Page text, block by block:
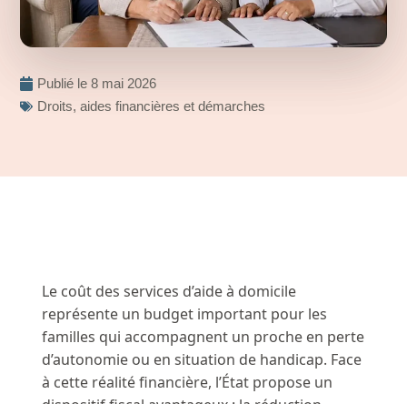
Publié le 8 mai 2026
Droits, aides financières et démarches
Le coût des services d’aide à domicile
représente un budget important pour les
familles qui accompagnent un proche en perte
d’autonomie ou en situation de handicap. Face
à cette réalité financière, l’État propose un